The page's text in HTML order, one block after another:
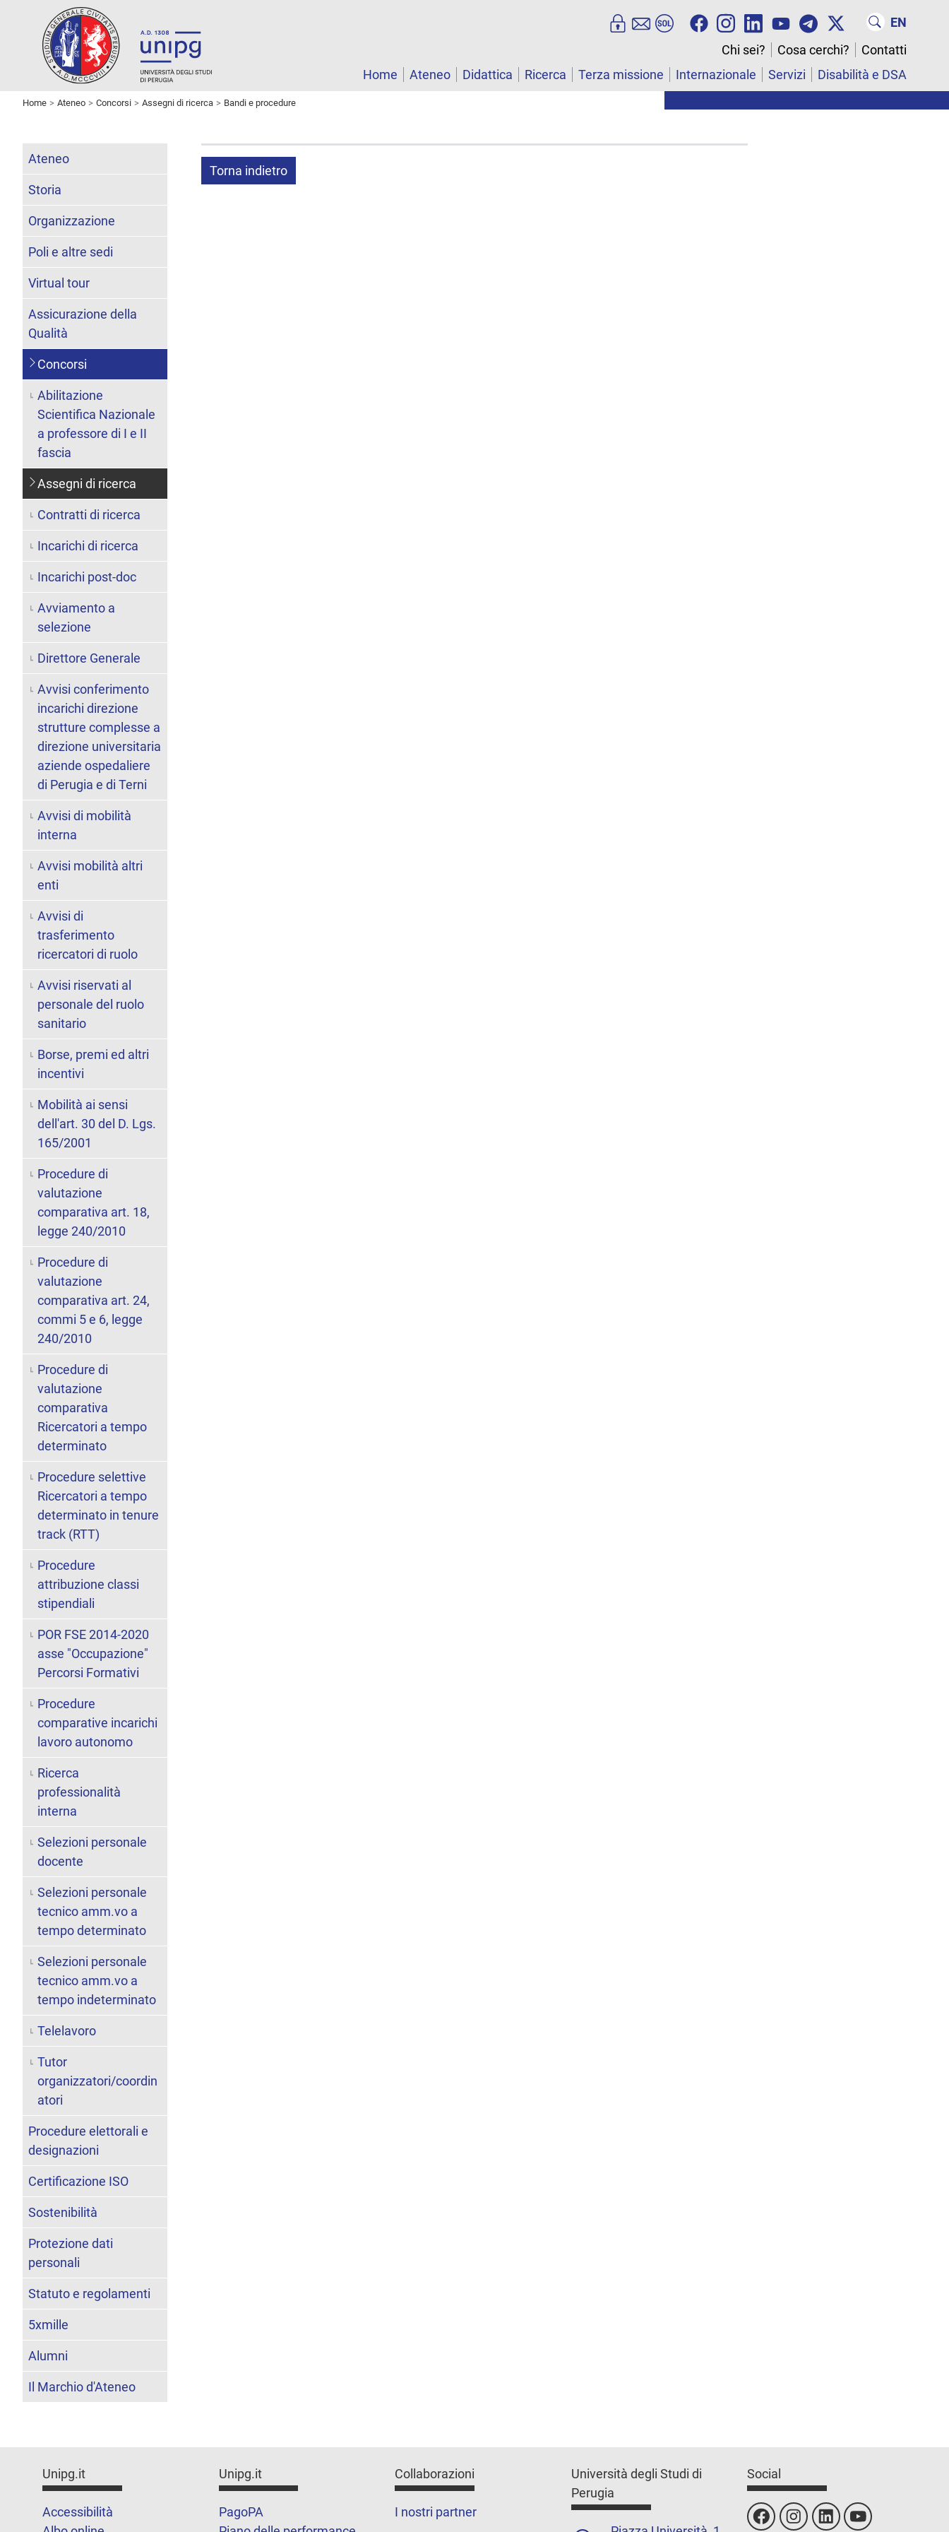
EN
Chi sei?
Cosa cerchi?
Contatti
Home
Ateneo Didattica Ricerca Terza missione Internazionale Servizi Disabilità e DSA
Home Ateneo Concorsi Assegni di ricerca Bandi e procedure
Torna indietro
Ateneo
Storia
Organizzazione
Poli e altre sedi
Virtual tour
Assicurazione della
Qualità
Concorsi
Abilitazione
Scientifica Nazionale
a professore di I e II
fascia
Assegni di ricerca
Contratti di ricerca
Incarichi di ricerca
Incarichi post-doc
Avviamento a
selezione
Direttore Generale
Avvisi conferimento
incarichi direzione
strutture complesse a
direzione universitaria
aziende ospedaliere
di Perugia e di Terni
Avvisi di mobilità
interna
Avvisi mobilità altri
enti
Avvisi di
trasferimento
ricercatori di ruolo
Avvisi riservati al
personale del ruolo
sanitario
Borse, premi ed altri
incentivi
Mobilità ai sensi
dell'art. 30 del D. Lgs.
165/2001
Procedure di
valutazione
comparativa art. 18,
legge 240/2010
Procedure di
valutazione
comparativa art. 24,
commi 5 e 6, legge
240/2010
Procedure di
valutazione
comparativa
Ricercatori a tempo
determinato
Procedure selettive
Ricercatori a tempo
determinato in tenure
track (RTT)
Procedure
attribuzione classi
stipendiali
POR FSE 2014-2020
asse "Occupazione"
Percorsi Formativi
Procedure
comparative incarichi
lavoro autonomo
Ricerca
professionalità
interna
Selezioni personale
docente
Selezioni personale
tecnico amm.vo a
tempo determinato
Selezioni personale
tecnico amm.vo a
tempo indeterminato
Telelavoro
Tutor
organizzatori/coordin
atori
Procedure elettorali e
designazioni
Certificazione ISO
Sostenibilità
Protezione dati
personali
Statuto e regolamenti
5xmille
Alumni
Il Marchio d'Ateneo
Unipg.it
Accessibilità
Unipg.it
PagoPA
Collaborazioni
I nostri partner
Università degli Studi di
Perugia
Social